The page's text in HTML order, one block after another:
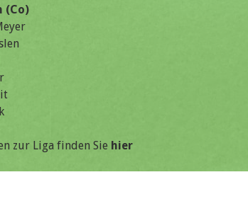
(Co)
zur Liga finden Sie hier